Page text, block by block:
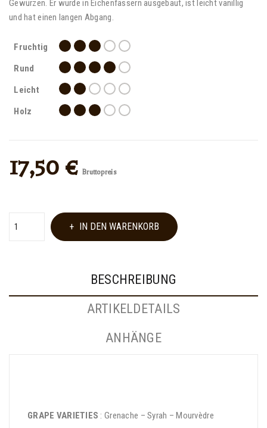
Gewürzen. Er wurde in Eichenfässern ausgebaut, ist leicht vanillig
und hat einen langen Abgang.
Fruchtig
Rund
Leicht
Holz
17,50 € Bruttopreis
IN DEN WARENKORB
BESCHREIBUNG
ARTIKELDETAILS
ANHÄNGE
GRAPE VARIETIES : Grenache – Syrah – Mourvèdre